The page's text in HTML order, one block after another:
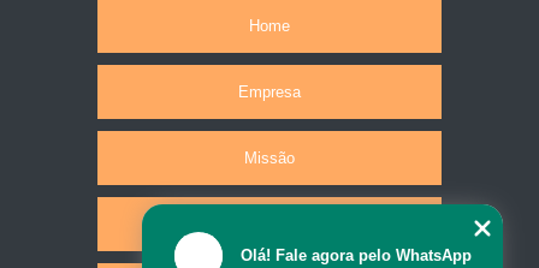
Home
Empresa
Missão
Olá! Fale agora pelo WhatsApp